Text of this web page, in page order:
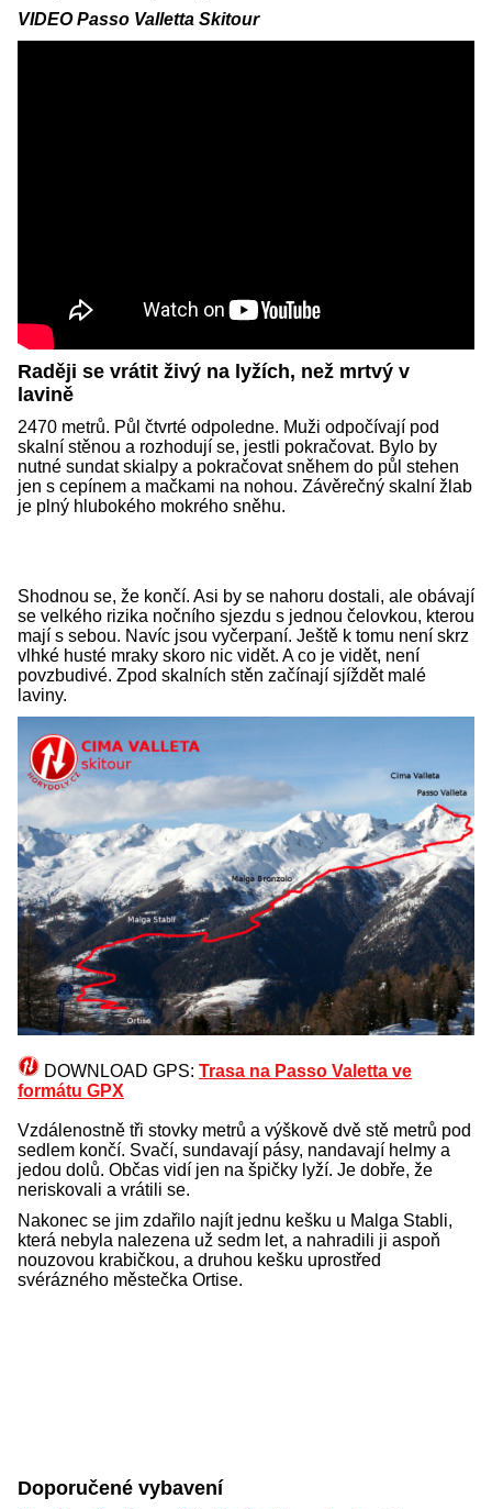
VIDEO Passo Valletta Skitour
Raději se vrátit živý na lyžích, než mrtvý v
lavině
2470 metrů. Půl čtvrté odpoledne. Muži odpočívají pod
skalní stěnou a rozhodují se, jestli pokračovat. Bylo by
nutné sundat skialpy a pokračovat sněhem do půl stehen
jen s cepínem a mačkami na nohou. Závěrečný skalní žlab
je plný hlubokého mokrého sněhu.
Shodnou se, že končí. Asi by se nahoru dostali, ale obávají
se velkého rizika nočního sjezdu s jednou čelovkou, kterou
mají s sebou. Navíc jsou vyčerpaní. Ještě k tomu není skrz
vlhké husté mraky skoro nic vidět. A co je vidět, není
povzbudivé. Zpod skalních stěn začínají sjíždět malé
laviny.
DOWNLOAD GPS: Trasa na Passo Valetta ve
formátu GPX
Vzdálenostně tři stovky metrů a výškově dvě stě metrů pod
sedlem končí. Svačí, sundavají pásy, nandavají helmy a
jedou dolů. Občas vidí jen na špičky lyží. Je dobře, že
neriskovali a vrátili se.
Nakonec se jim zdařilo najít jednu kešku u Malga Stabli,
která nebyla nalezena už sedm let, a nahradili ji aspoň
nouzovou krabičkou, a druhou kešku uprostřed
svérázného městečka Ortise.
Doporučené vybavení